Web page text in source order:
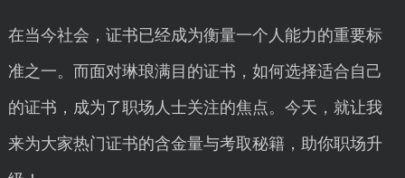
在当今社会，证书已经成为衡量一个人能力的重要标
准之一。而面对琳琅满目的证书，如何选择适合自己
的证书，成为了职场人士关注的焦点。今天，就让我
来为大家热门证书的含金量与考取秘籍，助你职场升